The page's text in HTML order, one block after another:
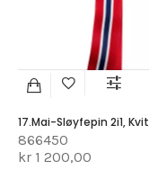
17.mai-Sløyfepin 2i1, Kvit
866450
kr 1 200,00